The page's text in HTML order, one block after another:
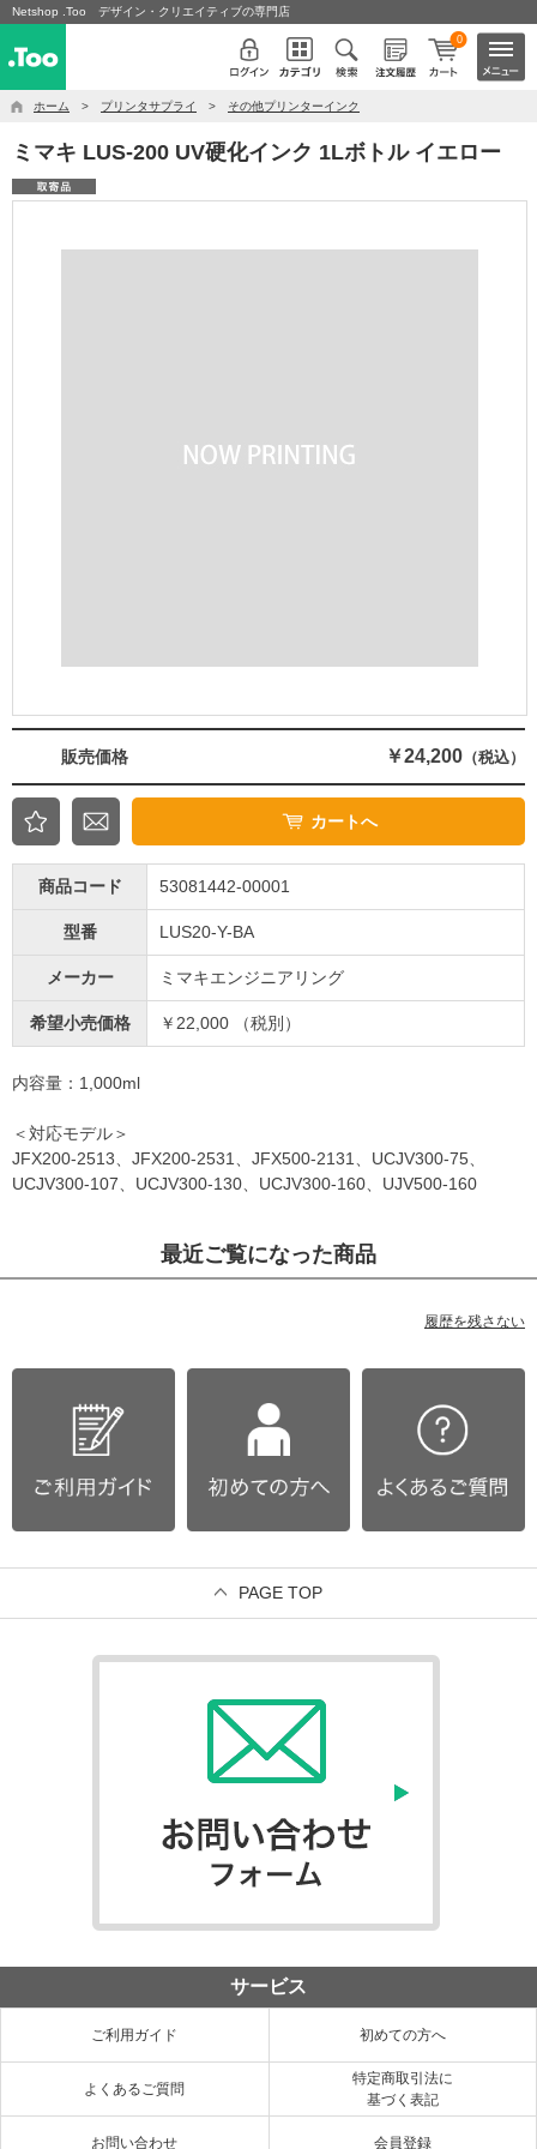
Netshop .Too デザイン・クリエイティブの専門店
0
ホーム > プリンタサプライ > その他プリンターインク
ミマキ LUS-200 UV硬化インク 1Lボトル イエロー
販売価格 ￥24,200 （税込）
カートへ
商品コード 53081442-00001
型番 LUS20-Y-BA
メーカー ミマキエンジニアリング
希望小売価格 ￥22,000 （税別）
内容量：1,000ml
＜対応モデル＞
JFX200-2513、JFX200-2531、JFX500-2131、UCJV300-75、
UCJV300-107、UCJV300-130、UCJV300-160、UJV500-160
最近ご覧になった商品
履歴を残さない
PAGE TOP
サービス
ご利用ガイド 初めての方へ
よくあるご質問
特定商取引法に
基づく表記
お問い合わせ 会員登録